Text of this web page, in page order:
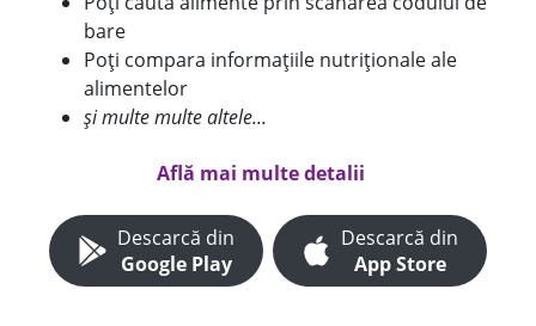
bare
Poți compara informațiile nutriționale ale
alimentelor
și multe multe altele...
Află mai multe detalii
Descarcă din
Google Play
Descarcă din
App Store